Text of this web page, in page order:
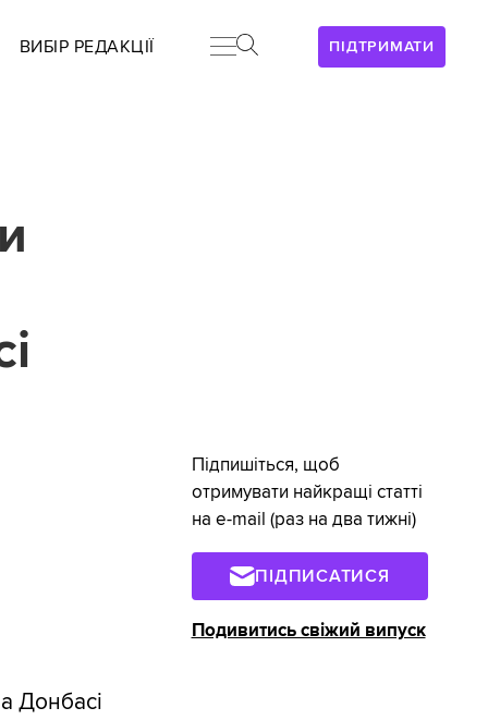
ПІДТРИМАТИ
ВИБІР РЕДАКЦІЇ
Донбасі
Підпишіться, щоб
отримувати найкращі статті
на e-mail (раз на два тижні)
ПІДПИСАТИСЯ
Подивитись свіжий випуск